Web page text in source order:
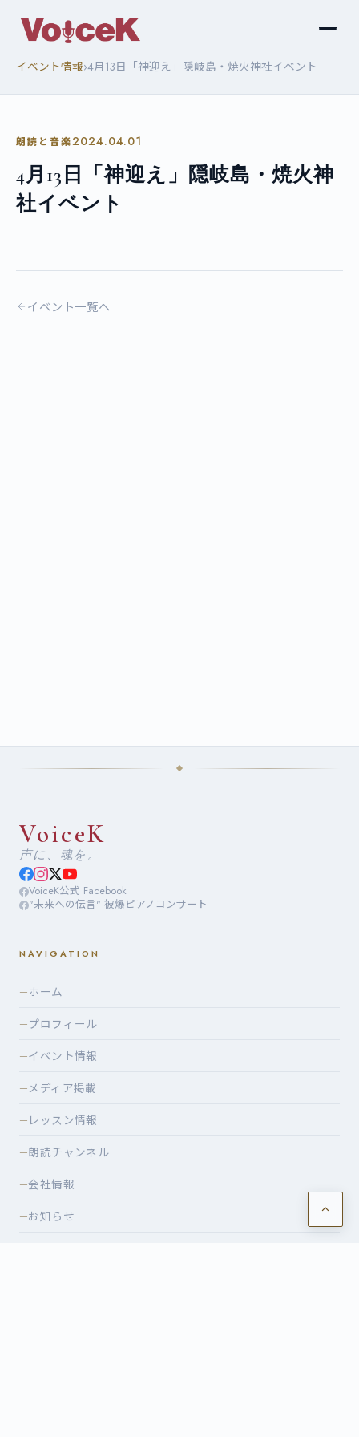
イベント情報›4月13日「神迎え」隠岐島・焼火神社イベント
朗読と音楽2024.04.01
4月13日「神迎え」隠岐島・焼火神
社イベント
イベント一覧へ
VoiceK
声に、魂を。
VoiceK公式 Facebook
"未来への伝言" 被爆ピアノコンサート
NAVIGATION
—ホーム
—プロフィール
—イベント情報
—メディア掲載
— レッスン情報
—朗読チャンネル
—会社情報
—お知らせ